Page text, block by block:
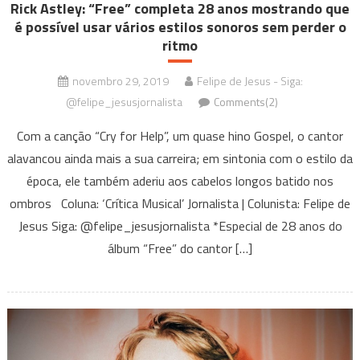
Rick Astley: “Free” completa 28 anos mostrando que
é possível usar vários estilos sonoros sem perder o
ritmo
novembro 29, 2019
Felipe de Jesus - Siga:
@felipe_jesusjornalista
Comments(2)
Com a canção “Cry for Help”, um quase hino Gospel, o cantor
alavancou ainda mais a sua carreira; em sintonia com o estilo da
época, ele também aderiu aos cabelos longos batido nos
ombros Coluna: ‘Crítica Musical’ Jornalista | Colunista: Felipe de
Jesus Siga: @felipe_jesusjornalista *Especial de 28 anos do
álbum “Free” do cantor […]